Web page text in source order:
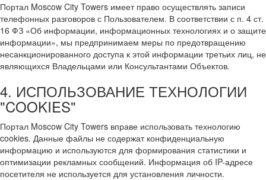
Портал Moscow City Towers имеет право осуществлять записи
телефонных разговоров с Пользователем. В соответствии с п. 4 ст.
16 ФЗ «Об информации, информационных технологиях и о защите
информации», мы предпринимаем меры по предотвращению
несанкционированного доступа к этой информации третьих лиц, не
являющихся Владельцами или Консультантами Объектов.
4. ИСПОЛЬЗОВАНИЕ ТЕХНОЛОГИИ
"COOKIES"
Портал Moscow City Towers вправе использовать технологию
cookies. Данные файлы не содержат конфиденциальную
информацию и используются для формирования статистики и
оптимизации рекламных сообщений. Информация об IP-адресе
посетителя не используется для установления личности.